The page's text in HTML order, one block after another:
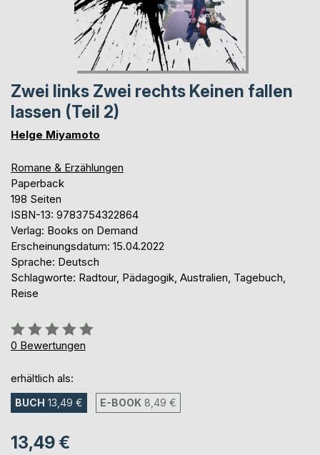
Zwei links Zwei rechts Keinen fallen
lassen (Teil 2)
Helge Miyamoto
Romane & Erzählungen
Paperback
198 Seiten
ISBN-13: 9783754322864
Verlag: Books on Demand
Erscheinungsdatum: 15.04.2022
Sprache: Deutsch
Schlagworte: Radtour, Pädagogik, Australien, Tagebuch,
Reise
Bewertung::
0%
0 Bewertungen
erhältlich als:
BUCH 13,49 € E-BOOK 8,49 €
13,49 €